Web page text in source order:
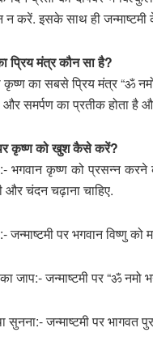
करें. इसके साथ ही जन्माष्टमी
प्रिय मंत्र कौन सा है?
कृष्ण का सबसे प्रिय मंत्र “ॐ
और समर्पण का प्रतीक होता
पर कृष्ण को खुश कैसे करें?
भगवान कृष्ण को प्रसन्न
और चंदन चढ़ाना चाहिए.
जन्माष्टमी पर भगवान विष्णु
जाप:- जन्माष्टमी पर “ॐ
सुनना:- जन्माष्टमी पर भागवत